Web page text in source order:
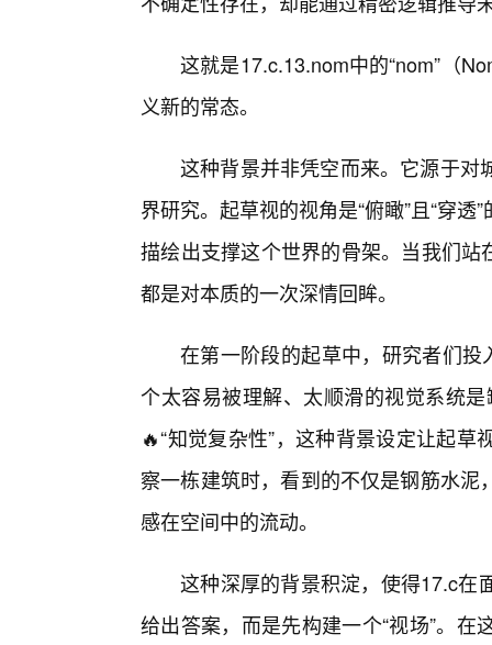
这就是17.c.13.nom中的“nom”（
义新的常态。
这种背景并非凭空而来。它源于对
界研究。起草视的视角是“俯瞰”且“穿
描绘出支撑这个世界的骨架。当我们
都是对本质的一次深情回眸。
在第一阶段的起草中，研究者们投
个太容易被理解、太顺滑的视觉系统
🔥“知觉复杂性”，这种背景设定让起
察一栋建筑时，看到的不仅是钢筋水
感在空间中的流动。
这种深厚的背景积淀，使得17.c在
给出答案，而是先构建一个“视场”。